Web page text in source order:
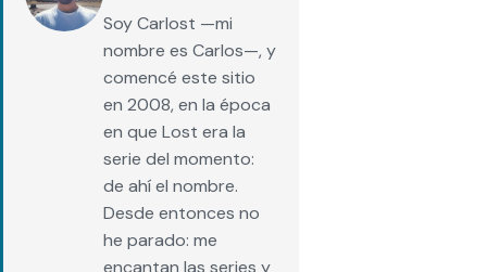
Soy Carlost —mi
nombre es Carlos—, y
comencé este sitio
en 2008, en la época
en que Lost era la
serie del momento:
de ahí el nombre.
Desde entonces no
he parado: me